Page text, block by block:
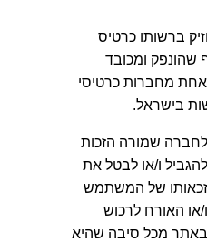
כרטיס
שהונפק ומכובד
אחת מחברות כרטיסי
בישראל.
לחברה שמורה הזכות
להגביל ו/או לבטל את
זכאותו של המשתמש
ו/או האורח לרכוש
באתר מכל סיבה שהיא